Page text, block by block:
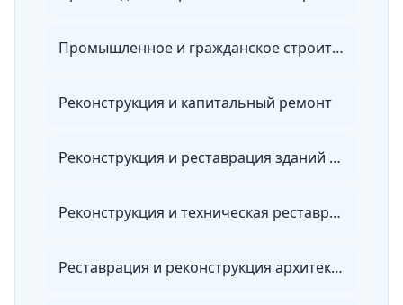
Промышленное и гражданское строительство
Реконструкция и капитальный ремонт
Реконструкция и реставрация зданий и сооружений
Реконструкция и техническая реставрация зданий и сооружений
Реставрация и реконструкция архитектурного наследия